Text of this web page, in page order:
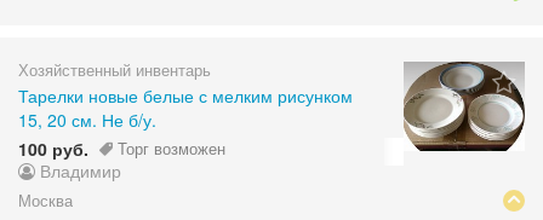
Хозяйственный инвентарь
Тарелки новые белые с мелким рисунком
15, 20 см. Не б/у.
100 руб.
Торг возможен
Владимир
Москва